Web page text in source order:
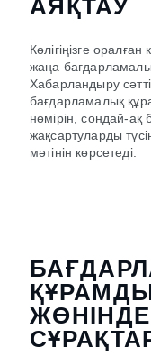
АЯҚТАУ
Көлігіңізге
жаңа
Хабарландыру
бағдарламалық
нөмірін, сондай-ақ
жақсартуларды
мәтінін көрсетеді.